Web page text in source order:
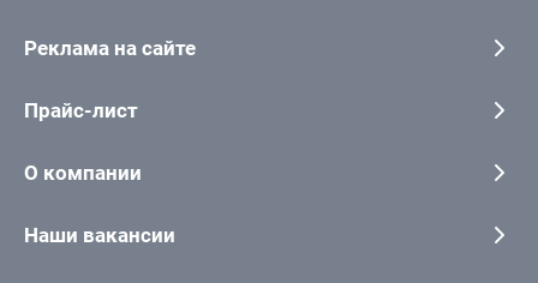
Реклама на сайте
Прайс-лист
О компании
Наши вакансии